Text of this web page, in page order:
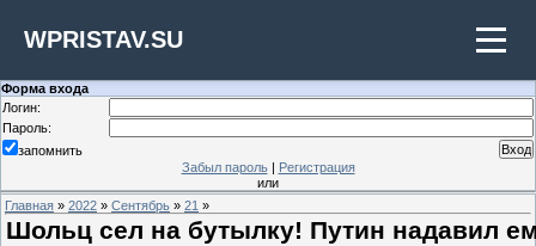
WPRISTAV.SU
Форма входа
Логин:
Пароль:
запомнить
Забыл пароль| Регистрация
или
Главная » 2022 » Сентябрь » 21 »
Шольц сел на бутылку! Путин надавил